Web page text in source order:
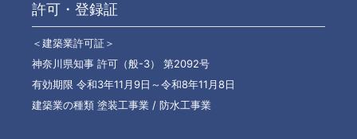
許可・登録証
＜建築業許可証＞
神奈川県知事 許可（般-3） 第2092号
有効期限 令和3年11月9日～令和8年11月8日
建築業の種類 塗装工事業 / 防水工事業